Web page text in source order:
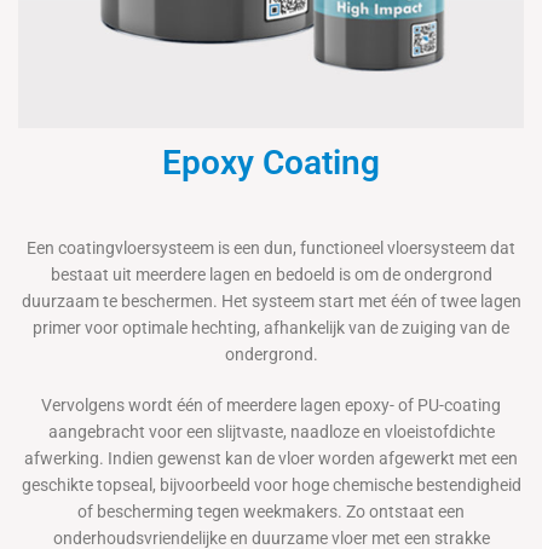
Epoxy Coating
Een coatingvloersysteem is een dun, functioneel vloersysteem dat
bestaat uit meerdere lagen en bedoeld is om de ondergrond
duurzaam te beschermen. Het systeem start met één of twee lagen
primer voor optimale hechting, afhankelijk van de zuiging van de
ondergrond.
Vervolgens wordt één of meerdere lagen epoxy- of PU-coating
aangebracht voor een slijtvaste, naadloze en vloeistofdichte
afwerking. Indien gewenst kan de vloer worden afgewerkt met een
geschikte topseal, bijvoorbeeld voor hoge chemische bestendigheid
of bescherming tegen weekmakers. Zo ontstaat een
onderhoudsvriendelijke en duurzame vloer met een strakke